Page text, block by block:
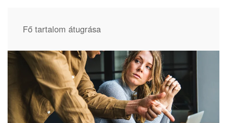
Fő tartalom átugrása